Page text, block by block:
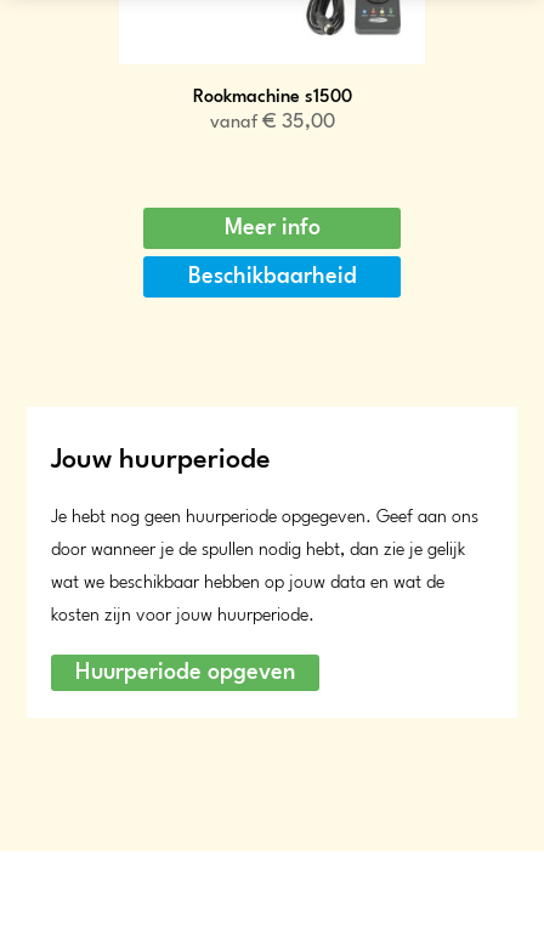
Rookmachine s1500
vanaf € 35,00
Meer info
Beschikbaarheid
Jouw huurperiode
Je hebt nog geen huurperiode opgegeven. Geef aan ons
door wanneer je de spullen nodig hebt, dan zie je gelijk
wat we beschikbaar hebben op jouw data en wat de
kosten zijn voor jouw huurperiode.
Huurperiode opgeven